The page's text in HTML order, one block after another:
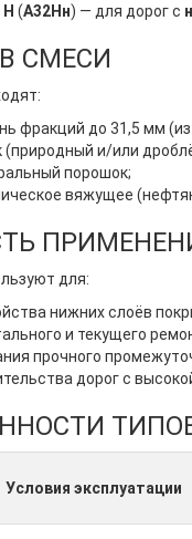
Н (А32Нн) — для дорог с
СМЕСИ
фракций до 31,5 мм
(природный и/или
порошок;
вяжущее
для:
нижних слоёв
и текущего
прочного
дорог с
Условия эксплуатации